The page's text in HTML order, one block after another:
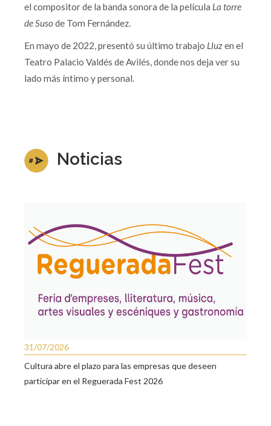
el compositor de la banda sonora de la película La torre
de Susode Tom Fernández.
En mayo de 2022, presentó su último trabajo Lluzen el
Teatro Palacio Valdés de Avilés, donde nos deja ver su
lado más íntimo y personal.
Noticias
31/07/2026
Cultura abre el plazo para las empresas que deseen
participar en el Reguerada Fest 2026